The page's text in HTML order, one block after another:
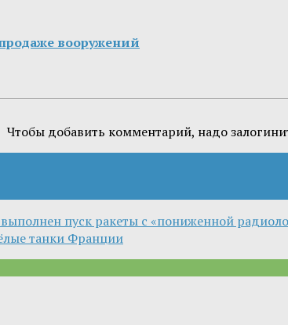
вооружений
Чтобы добавить комментарий, надо
пуск ракеты с «пониженной
танки Франции